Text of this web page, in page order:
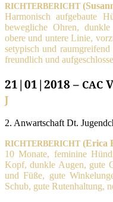
RICHTERBERICHT
Har­mo­nisch auf­ge­bau­te
beweg­li­che Ohren,
obe­re und unte­re Linie,
se­ty­pisch und
freund­lich und
21|01|2018 – CAC
J
2. Anwart­schaft Dt.
RICHTERBERICHT (Eri­ca
10 Mona­te, femi­ni­ne
Kopf, dunk­le Augen, gute
und Füße, gute
Schub, gute Ruten­hal­tung,